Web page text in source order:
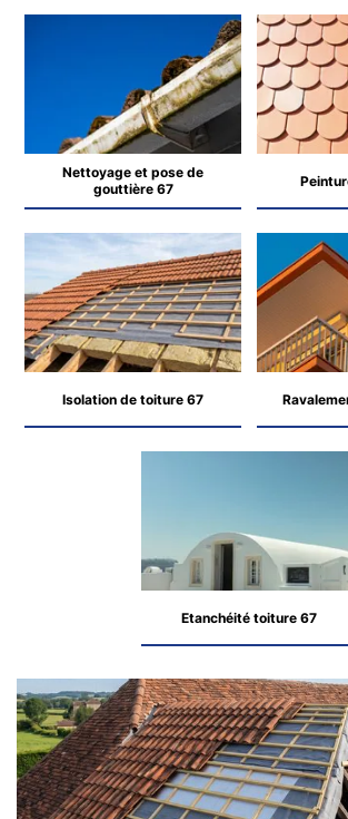
Nettoyage et pose de
gouttière 67
Isolation de toiture 67
Etanchéité toiture 67